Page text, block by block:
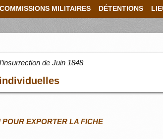
COMMISSIONS MILITAIRES DÉTENTIONS
de Juin 1848
POUR EXPORTER LA FICHE